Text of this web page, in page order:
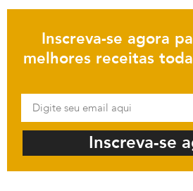
Inscreva-se agora
melhores receitas
Inscreva-se